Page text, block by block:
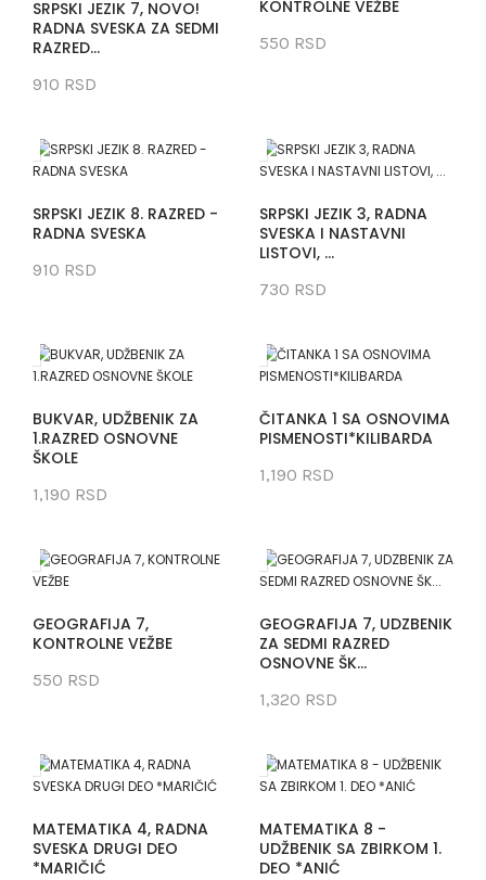
SRPSKI JEZIK 7, NOVO!
RADNA SVESKA ZA SEDMI
RAZRED...
910 RSD
KONTROLNE VEŽBE
550 RSD
SRPSKI JEZIK 8. RAZRED -
RADNA SVESKA
910 RSD
SRPSKI JEZIK 3, RADNA
SVESKA I NASTAVNI
LISTOVI, ...
730 RSD
BUKVAR, UDŽBENIK ZA
1.RAZRED OSNOVNE
ŠKOLE
1,190 RSD
ČITANKA 1 SA OSNOVIMA
PISMENOSTI*KILIBARDA
1,190 RSD
GEOGRAFIJA 7,
KONTROLNE VEŽBE
550 RSD
GEOGRAFIJA 7, UDZBENIK
ZA SEDMI RAZRED
OSNOVNE ŠK...
1,320 RSD
MATEMATIKA 4, RADNA
SVESKA DRUGI DEO
*MARIČIĆ
MATEMATIKA 8 -
UDŽBENIK SA ZBIRKOM 1.
DEO *ANIĆ